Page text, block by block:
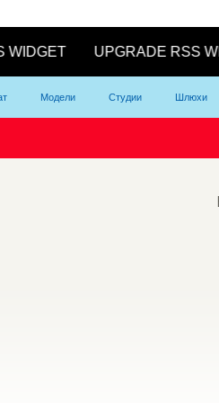
Модели Студии Шлюхи